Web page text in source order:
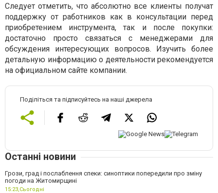
Следует отметить, что абсолютно все клиенты получат
поддержку от работников как в консультации перед
приобретением инструмента, так и после покупки:
достаточно просто связаться с менеджерами для
обсуждения интересующих вопросов. Изучить более
детальную информацию о деятельности рекомендуется
на официальном сайте компании.
Поділіться та підписуйтесь на наші джерела
Останні новини
Грози, град і послаблення спеки: синоптики попередили про зміну
погоди на Житомирщині
15:23, Сьогодні